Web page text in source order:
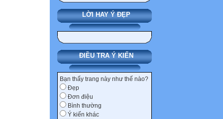
LỜI HAY Ý ĐẸP
ĐIỀU TRA Ý KIẾN
Bạn thấy trang này như thế nào?
Đẹp
Đơn điệu
Bình thường
Ý kiến khác